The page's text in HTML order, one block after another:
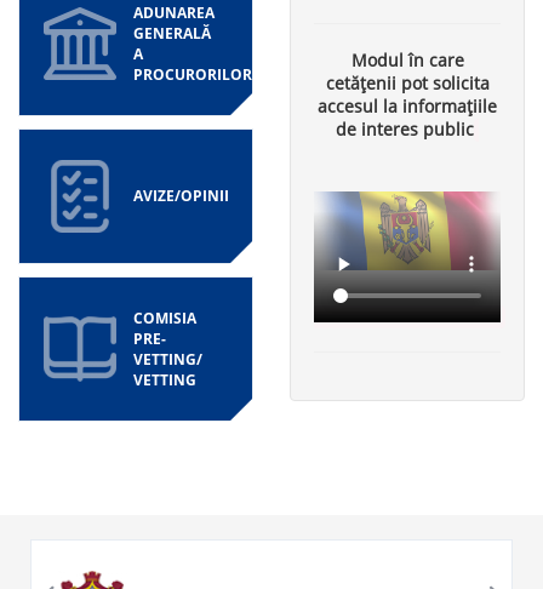
ADUNAREA
GENERALĂ
A
PROCURORILOR
AVIZE/OPINII
COMISIA
PRE-
VETTING/
VETTING
Modul în care
cetățenii pot solicita
accesul la informațiile
de interes public